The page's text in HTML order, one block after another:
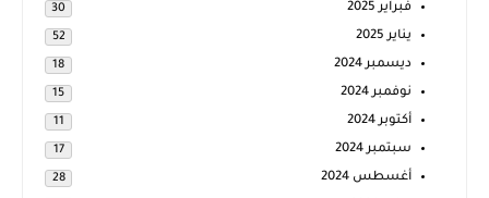
فبراير 2025 30
يناير 2025 52
ديسمبر 2024 18
نوفمبر 2024 15
أكتوبر 2024 11
سبتمبر 2024 17
أغسطس 2024 28